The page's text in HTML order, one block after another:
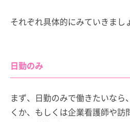
それぞれ具体的にみていきまし
日勤のみ
まず、日勤のみで働きたいな
くか、もしくは企業看護師や訪